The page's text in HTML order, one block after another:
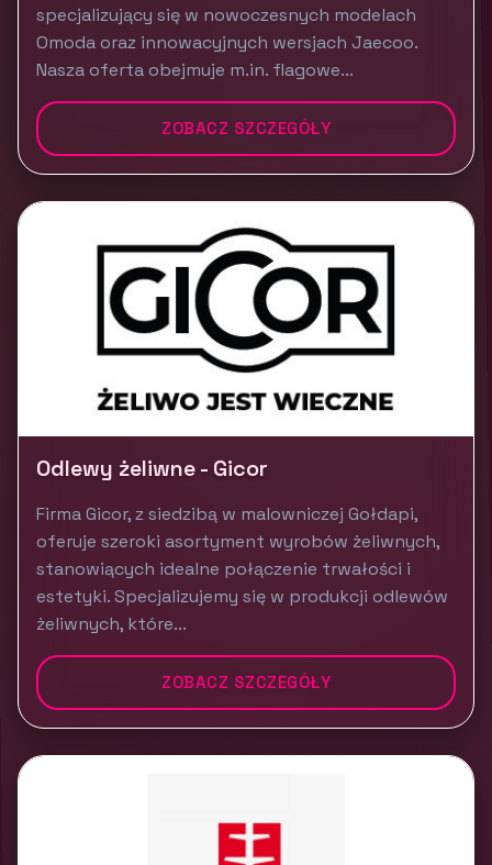
specjalizujący się w nowoczesnych modelach
Omoda oraz innowacyjnych wersjach Jaecoo.
Nasza oferta obejmuje m.in. flagowe...
ZOBACZ SZCZEGÓŁY
Odlewy żeliwne - Gicor
Firma Gicor, z siedzibą w malowniczej Gołdapi,
oferuje szeroki asortyment wyrobów żeliwnych,
stanowiących idealne połączenie trwałości i
estetyki. Specjalizujemy się w produkcji odlewów
żeliwnych, które...
ZOBACZ SZCZEGÓŁY